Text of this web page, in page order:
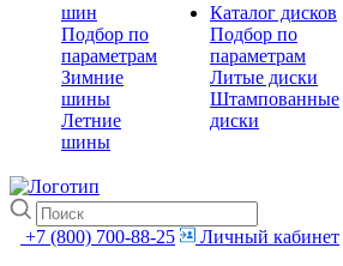
шин
Подбор по
параметрам
Зимние
шины
Летние
шины
Каталог дисков
Подбор по
параметрам
Литые диски
Штампованные
диски
+7 (800) 700-88-25
Личный кабинет